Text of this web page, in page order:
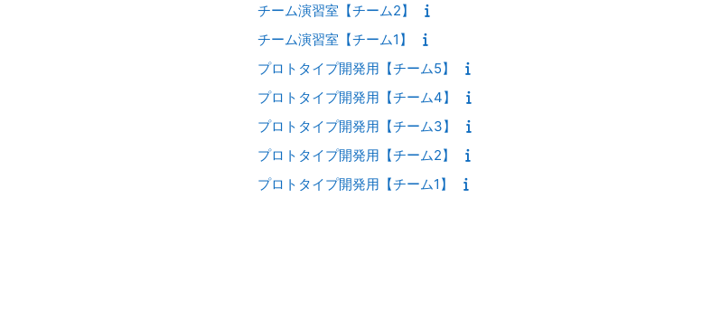
チーム演習室【チーム2】
チーム演習室【チーム1】
プロトタイプ開発用【チーム5】
プロトタイプ開発用【チーム4】
プロトタイプ開発用【チーム3】
プロトタイプ開発用【チーム2】
プロトタイプ開発用【チーム1】